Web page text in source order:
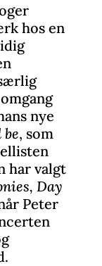
hos en
nye
be, som
har valgt
Day
Peter